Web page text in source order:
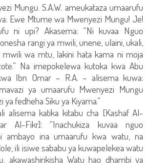
Mungu. S.A.W. ameukataza umaarufu
Ewe Mtume wa Mwenyezi Mungu! Je!
ni upi? Akasema: “Ni kuvaa Nguo
rangi ya mwili, unene, ulaini, ukali,
wa mtu, lakini hata kama ni moja
Na imepokelewa kutoka kwa Abu
Ibn Omar – R.A. – alisema kuwa:
ya umaarufu Mwenyezi Mungu
fedheha Siku ya Kiyama.”
alisema katika kitabu cha [Kashaf Al-
Al-Fikr]: “Inachukiza kuvaa nguo
ambayo ina umaarufu kwa watu, na
ili isiwe sababu ya kuwapelekea watu
akawashirikisha Watu hao dhambi ya